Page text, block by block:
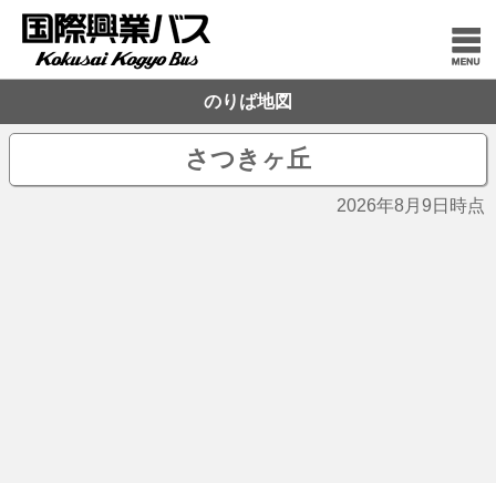
のりば地図
さつきヶ丘
2026年8月9日時点